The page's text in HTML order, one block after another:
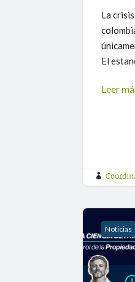
La
El
Leer

Noticias